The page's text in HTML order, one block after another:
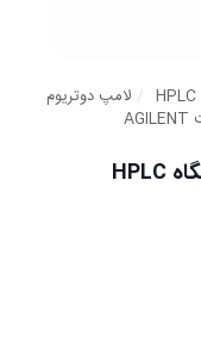
/ لامپ دوتریوم
لامپ دوتریوم کد0917-5190 دستگاه HPLC